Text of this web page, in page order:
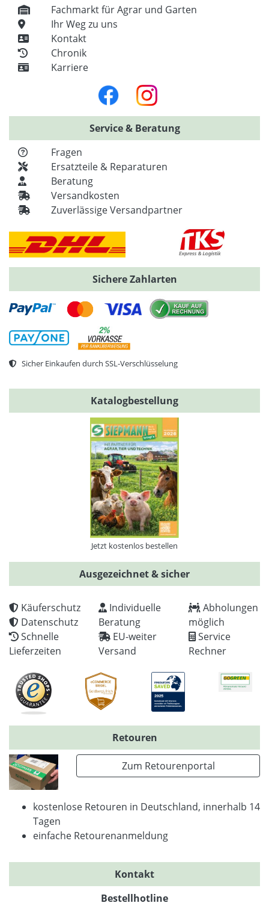
Fachmarkt für Agrar und Garten
Ihr Weg zu uns
Kontakt
Chronik
Karriere
Service & Beratung
Fragen
Ersatzteile & Reparaturen
Beratung
Versandkosten
Zuverlässige Versandpartner
Sichere Zahlarten
Sicher Einkaufen durch SSL-Verschlüsselung
Katalogbestellung
Jetzt kostenlos bestellen
Ausgezeichnet & sicher
Käuferschutz
Datenschutz
Schnelle
Lieferzeiten
Individuelle
Beratung
EU-weiter
Versand
Abholungen
möglich
Service
Rechner
Retouren
Zum Retourenportal
kostenlose Retouren in Deutschland, innerhalb 14
Tagen
einfache Retourenanmeldung
Kontakt
Bestellhotline